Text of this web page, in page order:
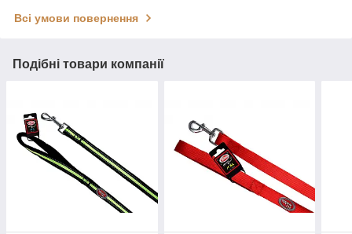
Всі умови повернення
Подібні товари компанії